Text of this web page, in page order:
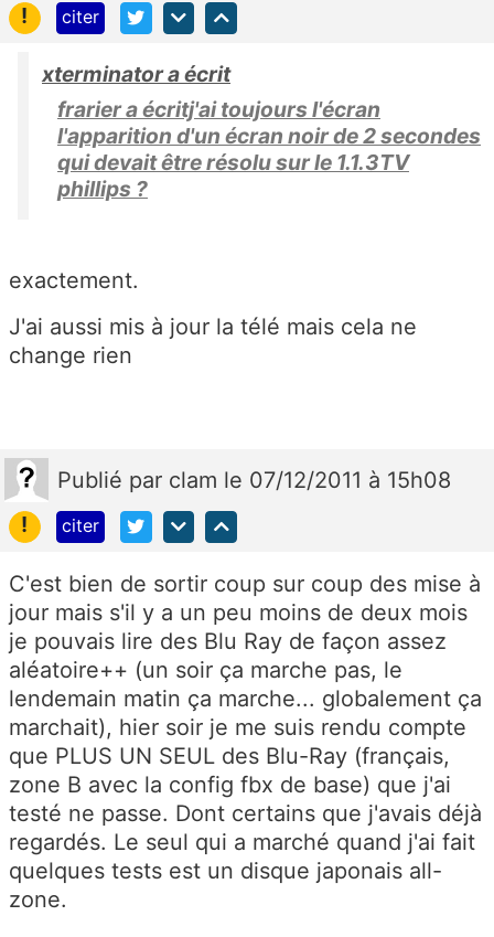
!
citer
xterminator a écrit
frarier a écritj'ai toujours l'écran
l'apparition d'un écran noir de 2 secondes
qui devait être résolu sur le 1.1.3TV
phillips ?
exactement.
J'ai aussi mis à jour la télé mais cela ne
change rien
Publié par clam le 07/12/2011 à 15h08
!
citer
C'est bien de sortir coup sur coup des mise à
jour mais s'il y a un peu moins de deux mois
je pouvais lire des Blu Ray de façon assez
aléatoire++ (un soir ça marche pas, le
lendemain matin ça marche... globalement ça
marchait), hier soir je me suis rendu compte
que PLUS UN SEUL des Blu-Ray (français,
zone B avec la config fbx de base) que j'ai
testé ne passe. Dont certains que j'avais déjà
regardés. Le seul qui a marché quand j'ai fait
quelques tests est un disque japonais all-
zone.